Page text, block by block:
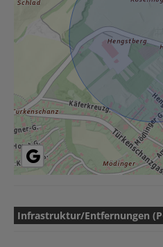
Infrastruktur/Entfernungen